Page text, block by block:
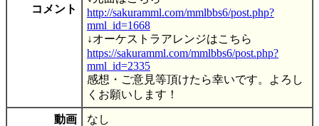
コメント
http://sakuramml.com/mmlbbs6/post.php?
mml_id=1668
↓オーケストラアレンジはこちら
https://sakuramml.com/mmlbbs6/post.php?
mml_id=2335
感想・ご意見等頂けたら幸いです。よろし
くお願いします！
動画 なし